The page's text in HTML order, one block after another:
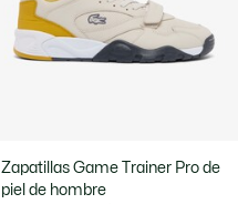
Zapatillas Game Trainer Pro de
piel de hombre